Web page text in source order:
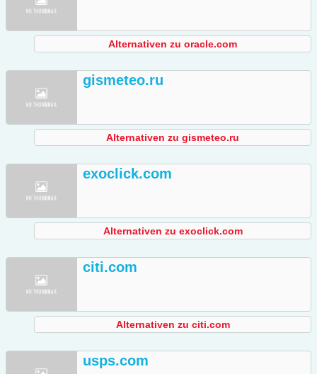
Alternativen zu oracle.com
gismeteo.ru
Alternativen zu gismeteo.ru
exoclick.com
Alternativen zu exoclick.com
citi.com
Alternativen zu citi.com
usps.com